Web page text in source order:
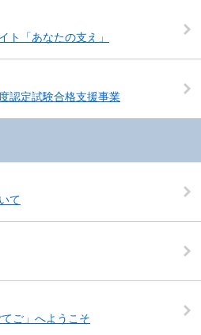
ト「あなたの支え」
認定試験合格支援事業
て
ご」へようこそ